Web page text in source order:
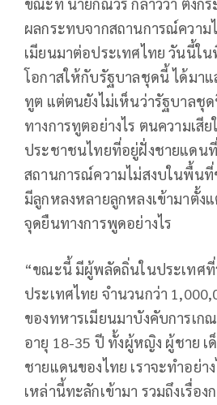
ขณะที่ นายกัณวีร์ กล่าวว่า ตั้งกร
ผลกระทบจากสถานการณ์ความ
เมียนมาต่อประเทศไทย วันนี้ใน
โอกาสให้กับรัฐบาลชุดนี้ ได้มาแ
ทูต แต่ตนยังไม่เห็นว่ารัฐบาลชุ
ทางการทูตอย่างไร ตนความเสีย
ประชาชนไทยที่อยู่ฝั่งชายแดน
สถานการณ์ความไม่สงบในพื้นที่
มีลูกหลงหลายลูกหลงเข้ามาตั้ง
จุดยืนทางการพูดอย่างไร
“ขณะนี้ มีผู้พลัดถิ่นในประเทศที่
ประเทศไทย จำนวนกว่า
ของทหารเมียนมาบังคับการเ
อายุ 18-35 ปี ทั้งผู้หญิง ผู้ชาย เ
ชายแดนของไทย เราจะทำอย่า
เหล่านี้ทะลักเข้ามา รวมถึงเรื่อ